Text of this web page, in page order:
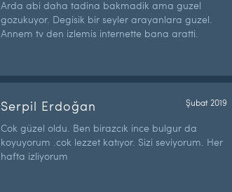
Arda abi daha tadina bakmadik ama guzel
gozukuyor. Degisik bir seyler arayanlara guzel.
Annem tv den izlemis internette bana aratti.
Serpil Erdoğan Şubat 2019
Cok güzel oldu. Ben birazcık ince bulgur da
koyuyorum .cok lezzet katıyor. Sizi seviyorum. Her
hafta izliyorum